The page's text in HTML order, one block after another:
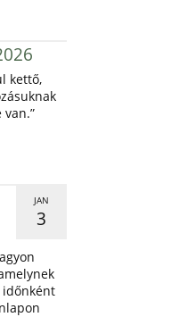
kettő,
JAN
3
időnként